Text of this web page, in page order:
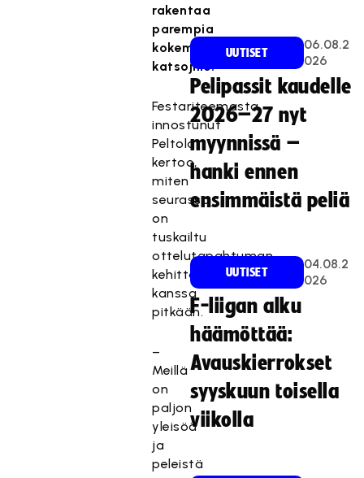
rakentaa
parempia
kokemuksia
katsojille.
Festariteemasta
innostunut
Peltola
kertoo,
miten
seurassa
on
tuskailtu
ottelutapahtuman
kehittämisen
kanssa
pitkään.
–
Meillä
on
paljon
yleisöä
ja
peleistä
UUTISET
06.08.2
026
Pelipassit kaudelle
2026–27 nyt
myynnissä –
hanki ennen
ensimmäistä peliä
UUTISET
04.08.2
026
F-liigan alku
häämöttää:
Avauskierrokset
syyskuun toisella
viikolla